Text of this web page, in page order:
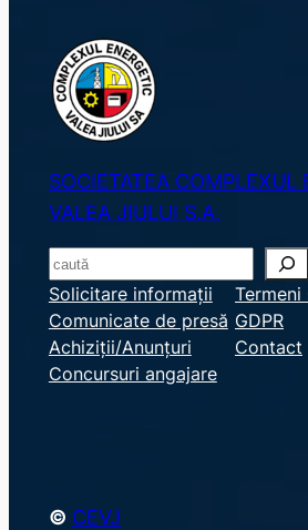
SOCIETATEA COMPLEXUL
VALEA JIULUI S.A.
S
e
a
r
c
Solicitare informații
Comunicate de presă
Achiziții/Anunțuri
Concursuri angajare
GDPR
Contact
© CEVJ